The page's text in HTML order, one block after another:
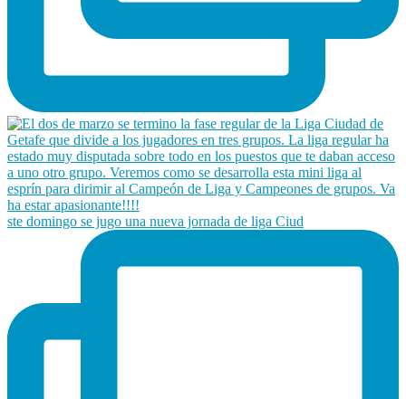
ste domingo se jugo una nueva jornada de liga Ciud